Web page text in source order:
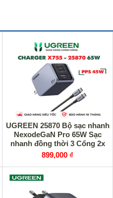
UGREEN 25870 Bộ sạc nhanh
NexodeGaN Pro 65W Sạc
nhanh đồng thời 3 Cổng 2x
USB-C & 1x USB-A
899,000 ₫